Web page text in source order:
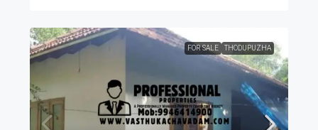
FOR SALE THODUPUZHA